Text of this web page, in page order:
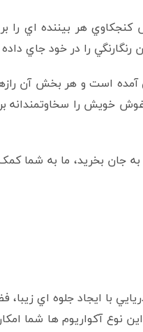
هر بيننده اي را
رنگارنگي را در خود جاي
است و هر بخش آن
خويش را سخاوتمندانه
جان بخرید، ما به شما
با ايجاد جلوه اي
نوع آکواريوم ها شما